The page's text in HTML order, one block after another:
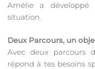
Amélie a
situation.
Deux Parcours, un
Avec deux parcours
répond à tes besoins